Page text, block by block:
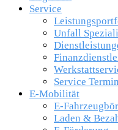
Service
Unfall
Service Termin
E-Mobilität
E-
Laden &